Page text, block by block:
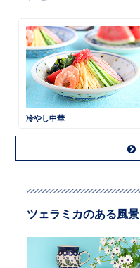
冷やし中華
ツェラミカのある風景